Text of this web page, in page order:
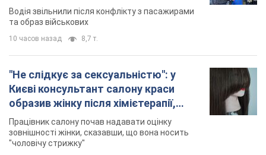
Відео
Водія звільнили після конфлікту з пасажирами
та образ військових
10 часов назад 8,7 т.
"Не слідкує за сексуальністю": у
Києві консультант салону краси
образив жінку після хімієтерапії,
розгорівся скандал. Фото
Працівник салону почав надавати оцінку
зовнішності жінки, сказавши, що вона носить
"чоловічу стрижку"